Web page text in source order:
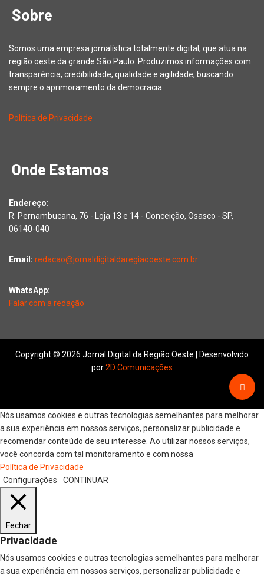
Sobre
Somos uma empresa jornalística totalmente digital, que atua na
região oeste da grande São Paulo. Produzimos informações com
transparência, credibilidade, qualidade e agilidade, buscando
sempre o aprimoramento da democracia.
Política de Privacidade
Onde Estamos
Endereço:
R. Pernambucana, 76 - Loja 13 e 14 - Conceição, Osasco - SP,
06140-040
Email: redacao@jornaldigitaldaregiaooeste.com.br
WhatsApp:
Falar com a redação
Copyright © 2026 Jornal Digital da Região Oeste | Desenvolvido
por2D Comunicações
Nós usamos cookies e outras tecnologias semelhantes para melhorar
a sua experiência em nossos serviços, personalizar publicidade e
recomendar conteúdo de seu interesse. Ao utilizar nossos serviços,
você concorda com tal monitoramento e com nossa
Política de Privacidade
Configurações
CONTINUAR
Fechar
Privacidade
Nós usamos cookies e outras tecnologias semelhantes para melhorar
a sua experiência em nossos serviços, personalizar publicidade e